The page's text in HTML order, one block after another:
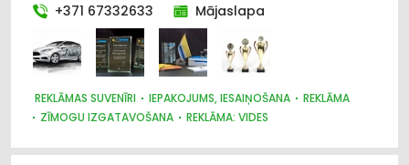
+371 67332633 Mājaslapa
REKLĀMAS SUVENĪRI IEPAKOJUMS, IESAIŅOŠANA
REKLĀMA
ZĪMOGU IZGATAVOŠANA
REKLĀMA: VIDES
REKLĀMAS UN MEDIJU AĢENTŪRAS
SUVENĪRI, DĀVANAS